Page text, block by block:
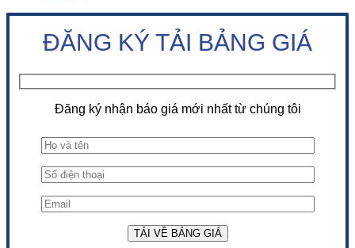
ĐĂNG KÝ TẢI BẢNG GIÁ
Đăng ký nhận báo giá mới nhất từ chúng tôi